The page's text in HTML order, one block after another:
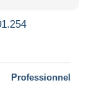
Professionnel